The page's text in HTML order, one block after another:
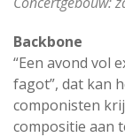
Backbone
“Een avond vol
fagot”, dat kan
componisten
compositie aan